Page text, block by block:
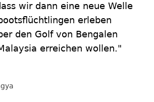
wir dann eine neue Welle
erleben
den Golf von Bengalen
erreichen wollen."